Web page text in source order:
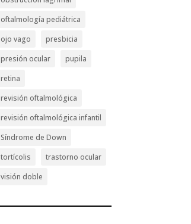
oftalmología pediátrica
ojo vago
presbicia
presión ocular
pupila
retina
revisión oftalmológica
revisión oftalmológica infantil
Síndrome de Down
tortícolis
trastorno ocular
visión doble